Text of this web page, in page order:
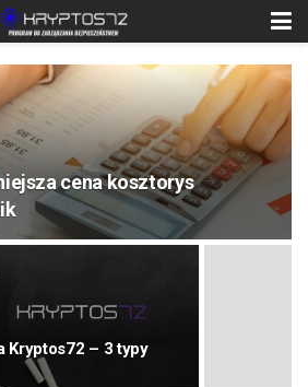
cena kosztorys
Kryptos72 – 3 typy